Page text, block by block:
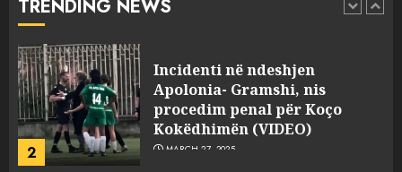
TRENDING NEWS
1
pasuri të pajustifikuar
2
Incidenti në ndeshjen
Apolonia- Gramshi, nis
procedim penal për Koço
Kokëdhimën (VIDEO)
MARCH 27, 2025